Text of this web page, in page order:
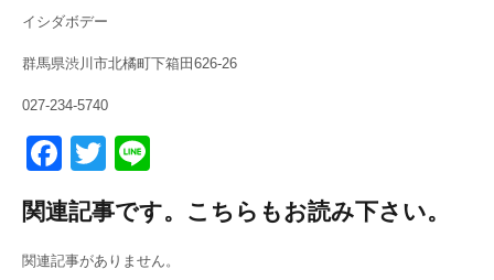
イシダボデー
群馬県渋川市北橘町下箱田626-26
027-234-5740
F
a
c
e
T
tt
er
e
関連記事です。こちらもお読み下さい。
関連記事がありません。